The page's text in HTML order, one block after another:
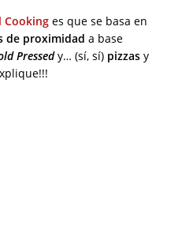
Cooking es que se basa en
de proximidad a base
Pressedy… (sí, sí) pizzas y